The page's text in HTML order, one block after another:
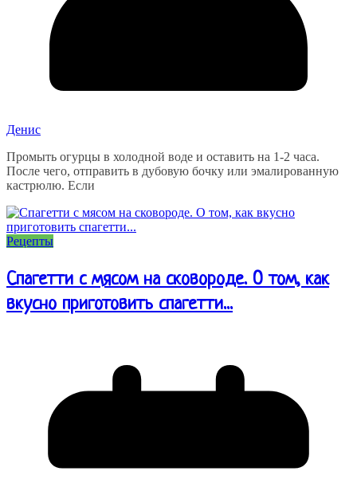
Денис
Промыть огурцы в холодной воде и оставить на 1-2 часа.
После чего, отправить в дубовую бочку или эмалированную
кастрюлю. Если
Рецепты
Спагетти с мясом на сковороде. О том, как
вкусно приготовить спагетти...